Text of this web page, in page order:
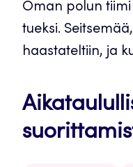
Oman polun
tueksi.
haastateltiin, ja